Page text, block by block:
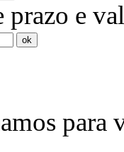
prazo e
para